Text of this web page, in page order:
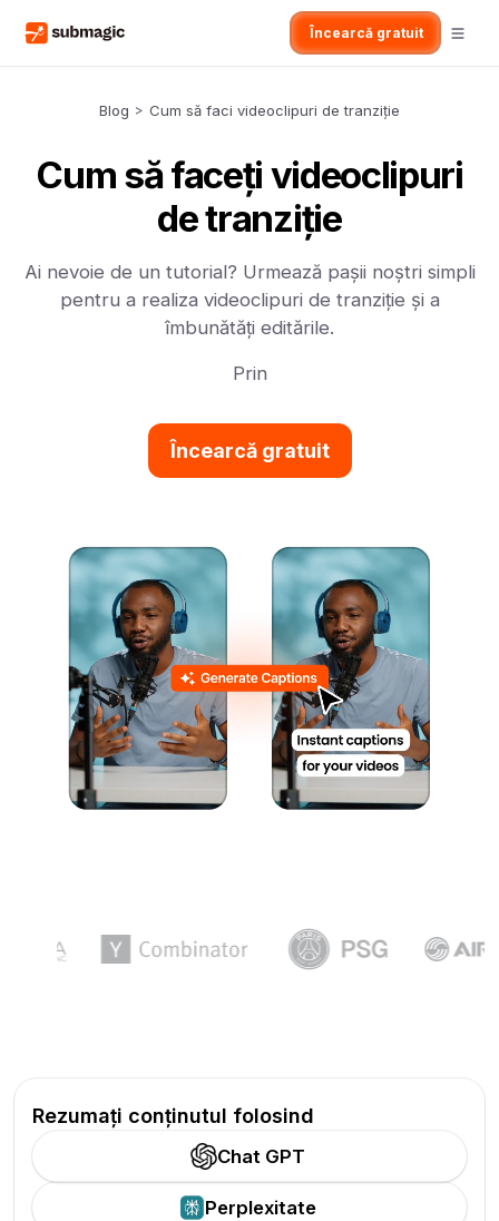
Încearcă gratuit
Blog > Cum să faci videoclipuri de tranziție
Cum să faceți videoclipuri
de tranziție
Ai nevoie de un tutorial? Urmează pașii noștri simpli
pentru a realiza videoclipuri de tranziție și a
îmbunătăți editările.
Prin
Încearcă gratuit
Rezumați conținutul folosind
Chat GPT
Perplexitate